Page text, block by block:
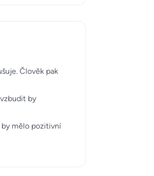
Člověk pak
by
by mělo pozitivní